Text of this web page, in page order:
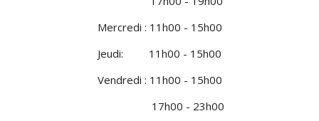
Mercredi : 11h00 - 15h00
Jeudi: 11h00 - 15h00
Vendredi : 11h00 - 15h00
17h00 - 23h00